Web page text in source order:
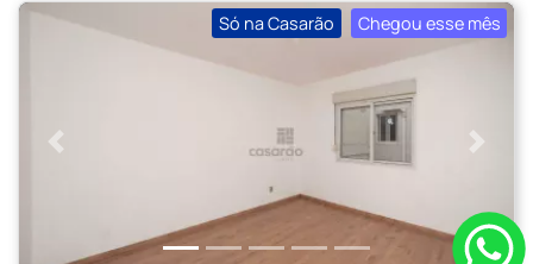
Só na Casarão Chegou esse mês
Anterior